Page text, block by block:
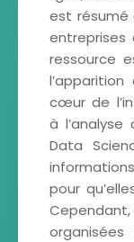
est résumé
entreprises
ressource
cœur de
à
Data
pour